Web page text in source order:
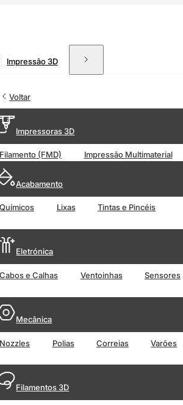
Impressão 3D
Voltar
Impressoras 3D
Filamento (FMD) Impressão Multimaterial
Acabamento
Químicos Lixas Tintas e Pincéis
Eletrónica
Cabos e Calhas Ventoinhas Sensores
Mecânica
Nozzles Polias Correias Varões
Filamentos 3D